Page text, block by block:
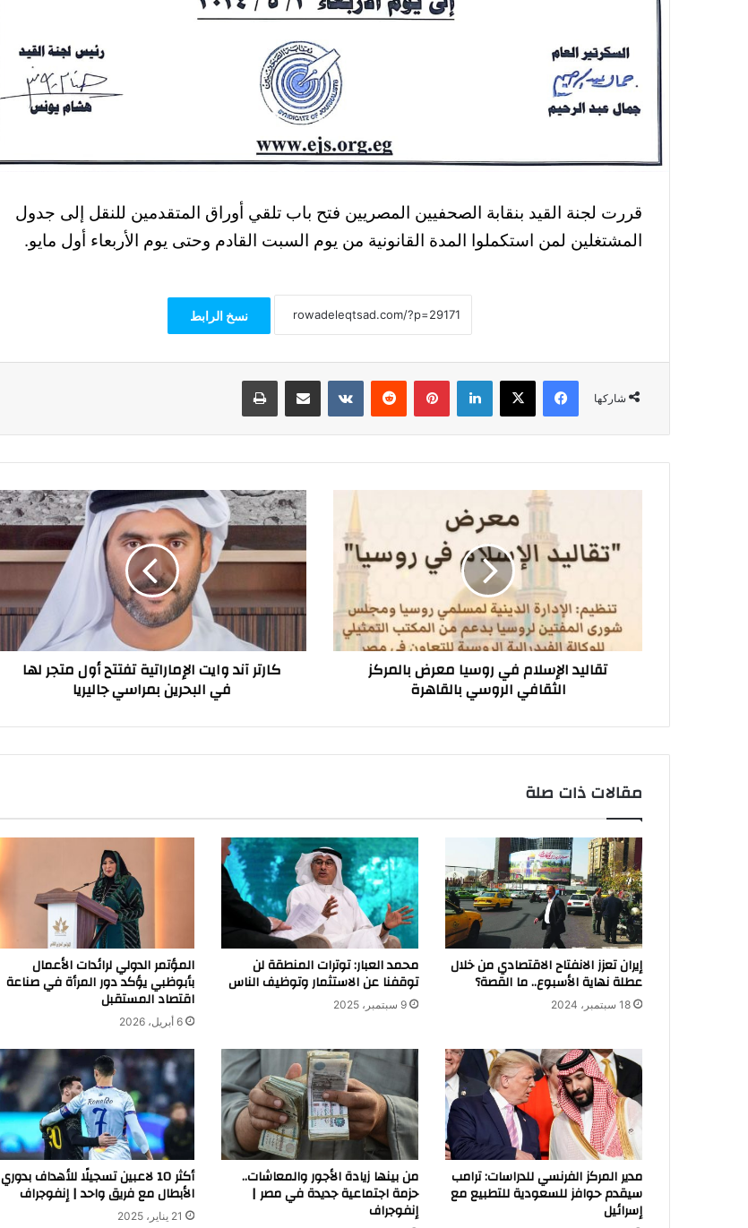
قررت لجنة القيد بنقابة الصحفيين المصريين فتح باب تلقي أوراق المتقدمين للنقل إلى جدول
المشتغلين لمن استكملوا المدة القانونية من يوم السبت القادم وحتى يوم الأربعاء أول مايو.
نسخ الرابط
شاركها
فيسبوك‫X لينكدإن بينتيريست مشاركة عبر البريد طباعة
روسيا
الثقافي
الروسي
بالقاهرة
تقاليد الإسلام في روسيا معرض بالمركز
الثقافي الروسي بالقاهرة
كارتر
آند
الإماراتية
أول
متجر
في
البحرينكارتر آند وايت الإماراتية تفتتح أول متجر لها
في البحرين بمراسي جاليريا
مقالات ذات صلة
إيران تعزز الانفتاح الاقتصادي من خلال
عطلة نهاية الأسبوع.. ما القصة؟
18 سبتمبر، 2024
محمد العبار: توترات المنطقة لن
توقفنا عن الاستثمار وتوظيف الناس
9 سبتمبر، 2025
المؤتمر الدولي لرائدات الأعمال
بأبوظبي يؤكد دور المرأة في صناعة
اقتصاد المستقبل
6 أبريل، 2026
مدير المركز الفرنسي للدراسات: ترامب
سيقدم حوافز للسعودية للتطبيع مع
إسرائيل
من بينها زيادة الأجور والمعاشات..
حزمة اجتماعية جديدة في مصر |
إنفوجراف
أكثر 10 لاعبين تسجيلًا للأهداف بدوري
الأبطال مع فريق واحد | إنفوجراف
21 يناير، 2025